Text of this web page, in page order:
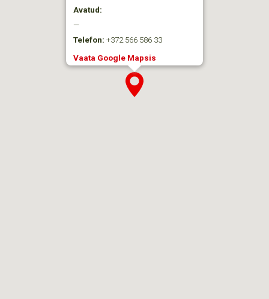
Avatud:
—
Telefon: +372 566 586 33
Vaata Google Mapsis